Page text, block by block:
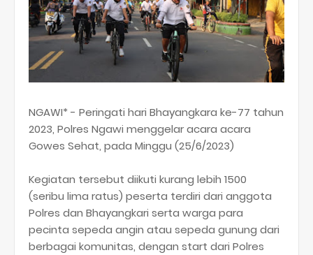
NGAWI* - Peringati hari Bhayangkara ke-77 tahun
2023, Polres Ngawi menggelar acara acara
Gowes Sehat, pada Minggu (25/6/2023)
Kegiatan tersebut diikuti kurang lebih 1500
(seribu lima ratus) peserta terdiri dari anggota
Polres dan Bhayangkari serta warga para
pecinta sepeda angin atau sepeda gunung dari
berbagai komunitas, dengan start dari Polres